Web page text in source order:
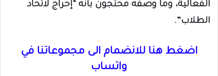
الفعالية، وما وصفه محتجون بأنه “إحراج لاتحاد
الطلاب”.
اضغط هنا للانضمام الى مجموعاتنا في
واتساب